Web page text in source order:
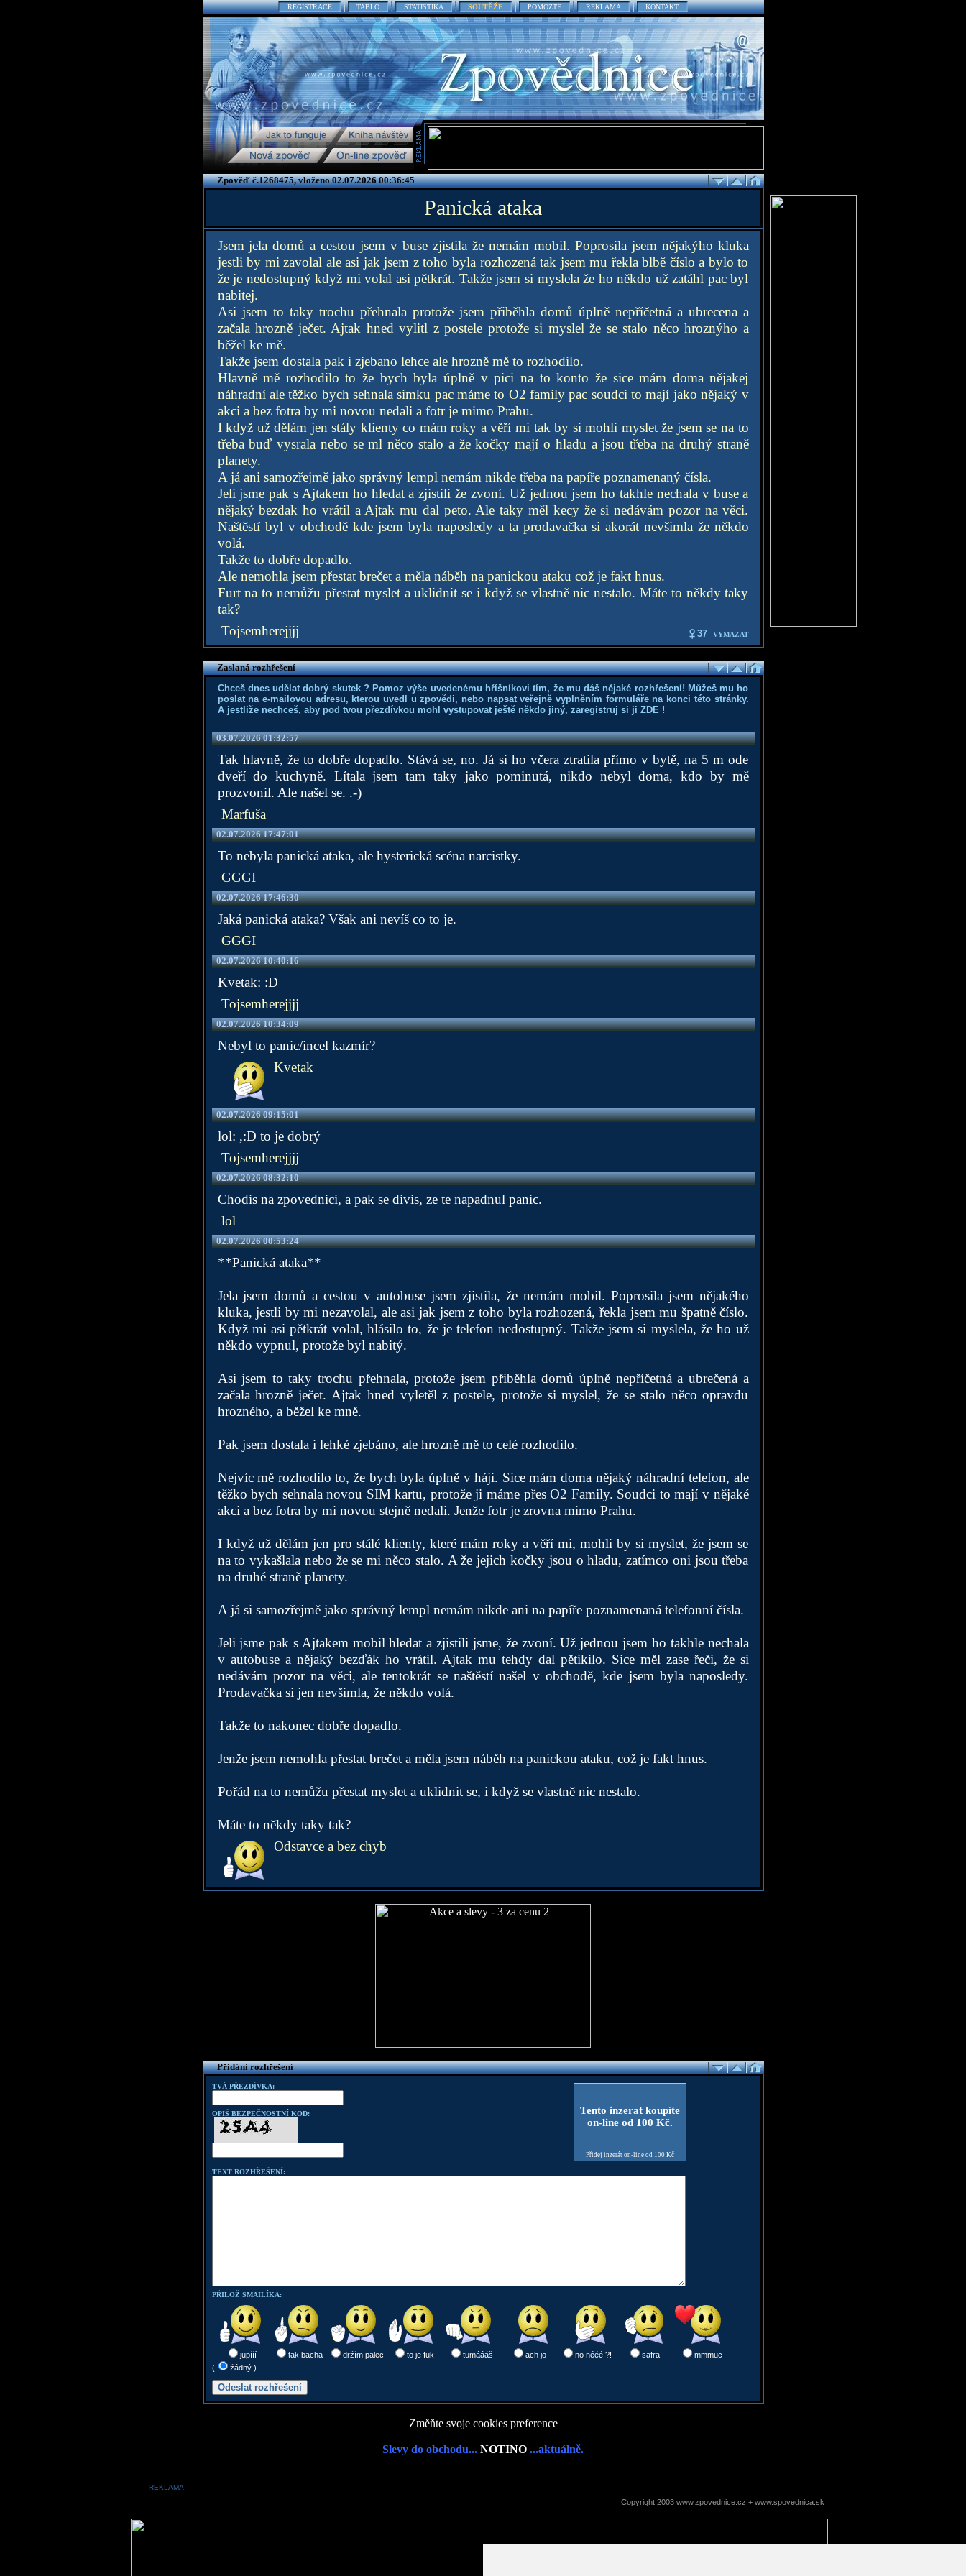
REGISTRACE TABLO STATISTIKA SOUTĚŽE POMOZTE REKLAMA KONTAKT
Zpověď č.1268475, vloženo 02.07.2026 00:36:45
Panická ataka
Jsem jela domů a cestou jsem v buse zjistila že nemám mobil. Poprosila jsem nějakýho kluka
jestli by mi zavolal ale asi jak jsem z toho byla rozhozená tak jsem mu řekla blbě číslo a bylo to
že je nedostupný když mi volal asi pětkrát. Takže jsem si myslela že ho někdo už zatáhl pac byl
nabitej.
Asi jsem to taky trochu přehnala protože jsem přiběhla domů úplně nepříčetná a ubrecena a
začala hrozně ječet. Ajtak hned vylitl z postele protože si myslel že se stalo něco hroznýho a
běžel ke mě.
Takže jsem dostala pak i zjebano lehce ale hrozně mě to rozhodilo.
Hlavně mě rozhodilo to že bych byla úplně v pici na to konto že sice mám doma nějakej
náhradní ale těžko bych sehnala simku pac máme to O2 family pac soudci to mají jako nějaký v
akci a bez fotra by mi novou nedali a fotr je mimo Prahu.
I když už dělám jen stály klienty co mám roky a věří mi tak by si mohli myslet že jsem se na to
třeba buď vysrala nebo se ml něco stalo a že kočky mají o hladu a jsou třeba na druhý straně
planety.
A já ani samozřejmě jako správný lempl nemám nikde třeba na papíře poznamenaný čísla.
Jeli jsme pak s Ajtakem ho hledat a zjistili že zvoní. Už jednou jsem ho takhle nechala v buse a
nějaký bezdak ho vrátil a Ajtak mu dal peto. Ale taky měl kecy že si nedávám pozor na věci.
Naštěstí byl v obchodě kde jsem byla naposledy a ta prodavačka si akorát nevšimla že někdo
volá.
Takže to dobře dopadlo.
Ale nemohla jsem přestat brečet a měla náběh na panickou ataku což je fakt hnus.
Furt na to nemůžu přestat myslet a uklidnit se i když se vlastně nic nestalo. Máte to někdy taky
tak?
Tojsemherejjjj
37 VYMAZAT
Zaslaná rozhřešení
Chceš dnes udělat dobrý skutek ? Pomoz výše uvedenému hříšníkovi tím, že mu dáš nějaké rozhřešení! Můžeš mu ho
poslat na e-mailovou adresu, kterou uvedl u zpovědi, nebo napsat veřejně vyplněním formuláře na konci této stránky.
A jestliže nechceš, aby pod tvou přezdívkou mohl vystupovat ještě někdo jiný, zaregistruj si ji ZDE!
03.07.2026 01:32:57
Tak hlavně, že to dobře dopadlo. Stává se, no. Já si ho včera ztratila přímo v bytě, na 5 m ode
dveří do kuchyně. Lítala jsem tam taky jako pominutá, nikdo nebyl doma, kdo by mě
prozvonil. Ale našel se. .-)
Marfuša
02.07.2026 17:47:01
To nebyla panická ataka, ale hysterická scéna narcistky.
GGGI
02.07.2026 17:46:30
Jaká panická ataka? Však ani nevíš co to je.
GGGI
02.07.2026 10:40:16
Kvetak: :D
Tojsemherejjjj
02.07.2026 10:34:09
Nebyl to panic/incel kazmír?
Kvetak
02.07.2026 09:15:01
lol: ,:D to je dobrý
Tojsemherejjjj
02.07.2026 08:32:10
Chodis na zpovednici, a pak se divis, ze te napadnul panic.
lol
02.07.2026 00:53:24
**Panická ataka**
Jela jsem domů a cestou v autobuse jsem zjistila, že nemám mobil. Poprosila jsem nějakého
kluka, jestli by mi nezavolal, ale asi jak jsem z toho byla rozhozená, řekla jsem mu špatně číslo.
Když mi asi pětkrát volal, hlásilo to, že je telefon nedostupný. Takže jsem si myslela, že ho už
někdo vypnul, protože byl nabitý.
Asi jsem to taky trochu přehnala, protože jsem přiběhla domů úplně nepříčetná a ubrečená a
začala hrozně ječet. Ajtak hned vyletěl z postele, protože si myslel, že se stalo něco opravdu
hrozného, a běžel ke mně.
Pak jsem dostala i lehké zjebáno, ale hrozně mě to celé rozhodilo.
Nejvíc mě rozhodilo to, že bych byla úplně v háji. Sice mám doma nějaký náhradní telefon, ale
těžko bych sehnala novou SIM kartu, protože ji máme přes O2 Family. Soudci to mají v nějaké
akci a bez fotra by mi novou stejně nedali. Jenže fotr je zrovna mimo Prahu.
I když už dělám jen pro stálé klienty, které mám roky a věří mi, mohli by si myslet, že jsem se
na to vykašlala nebo že se mi něco stalo. A že jejich kočky jsou o hladu, zatímco oni jsou třeba
na druhé straně planety.
A já si samozřejmě jako správný lempl nemám nikde ani na papíře poznamenaná telefonní čísla.
Jeli jsme pak s Ajtakem mobil hledat a zjistili jsme, že zvoní. Už jednou jsem ho takhle nechala
v autobuse a nějaký bezďák ho vrátil. Ajtak mu tehdy dal pětikilo. Sice měl zase řeči, že si
nedávám pozor na věci, ale tentokrát se naštěstí našel v obchodě, kde jsem byla naposledy.
Prodavačka si jen nevšimla, že někdo volá.
Takže to nakonec dobře dopadlo.
Jenže jsem nemohla přestat brečet a měla jsem náběh na panickou ataku, což je fakt hnus.
Pořád na to nemůžu přestat myslet a uklidnit se, i když se vlastně nic nestalo.
Máte to někdy taky tak?
Odstavce a bez chyb
Přidání rozhřešení
TVÁ PŘEZDÍVKA:
OPIŠ BEZPEČNOSTNÍ KOD:
Tento inzerat koupíte
on-line od 100 Kč.
Přidej inzerát on-line od 100 Kč
TEXT ROZHŘEŠENÍ:
PŘILOŽ SMAILÍKA:
jupííí tak bacha držím palec to je fuk tumáááš ach jo no nééé ?! safra
mmmuc
(
žádný )
Změňte svoje cookies preference
Slevy do obchodu... NOTINO ...aktuálně.
REKLAMA
Copyright 2003 www.zpovednice.cz + www.spovednica.sk